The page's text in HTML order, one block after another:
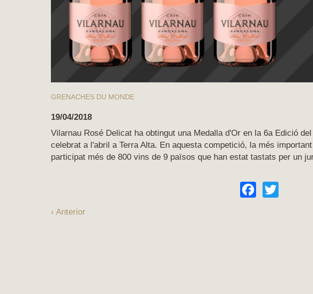
GRENACHES DU MONDE
19/04/2018
Vilarnau Rosé Delicat ha obtingut una Medalla d'Or en la 6a Edició
celebrat a l'abril a Terra Alta. En aquesta competició, la més
participat més de 800 vins de 9 països que han estat tastats per un
‹ Anterior